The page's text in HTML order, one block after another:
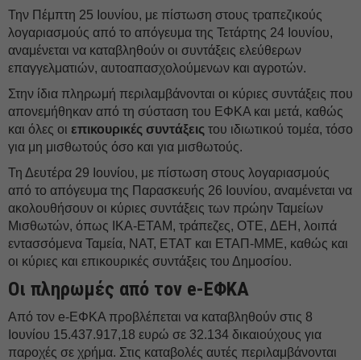
Την Πέμπτη 25 Ιουνίου, με πίστωση στους τραπεζικούς
λογαριασμούς από το απόγευμα της Τετάρτης 24 Ιουνίου,
αναμένεται να καταβληθούν οι συντάξεις ελεύθερων
επαγγελματιών, αυτοαπασχολούμενων και αγροτών.
Στην ίδια πληρωμή περιλαμβάνονται οι κύριες συντάξεις που
απονεμήθηκαν από τη σύσταση του ΕΦΚΑ και μετά, καθώς
και όλες οι επικουρικές συντάξεις του ιδιωτικού τομέα, τόσο
για μη μισθωτούς όσο και για μισθωτούς.
Τη Δευτέρα 29 Ιουνίου, με πίστωση στους λογαριασμούς
από το απόγευμα της Παρασκευής 26 Ιουνίου, αναμένεται να
ακολουθήσουν οι κύριες συντάξεις των πρώην Ταμείων
Μισθωτών, όπως ΙΚΑ-ΕΤΑΜ, τράπεζες, OTE, ΔEH, λοιπά
εντασσόμενα Ταμεία, ΝΑΤ, ΕΤΑΤ και ΕΤΑΠ-ΜΜΕ, καθώς και
οι κύριες και επικουρικές συντάξεις του Δημοσίου.
Οι πληρωμές από τον e-ΕΦΚΑ
Από τον e-ΕΦΚΑ προβλέπεται να καταβληθούν στις 8
Ιουνίου 15.437.917,18 ευρώ σε 32.134 δικαιούχους για
παροχές σε χρήμα. Στις καταβολές αυτές περιλαμβάνονται